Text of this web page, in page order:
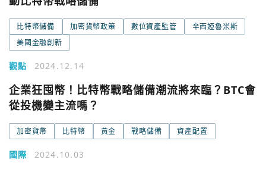
比特幣儲備 加密貨幣政策 數位資產監管
辛西婭魯米斯
美國金融創新
觀點 2024.12.14
企業狂囤幣！比特幣戰略儲備潮流將來臨？BTC會
從投機變主流嗎？
加密貨幣 比特幣 黃金 戰略儲備 資產配置
國際 2024.10.03
今日熱門
城市
今日熱門